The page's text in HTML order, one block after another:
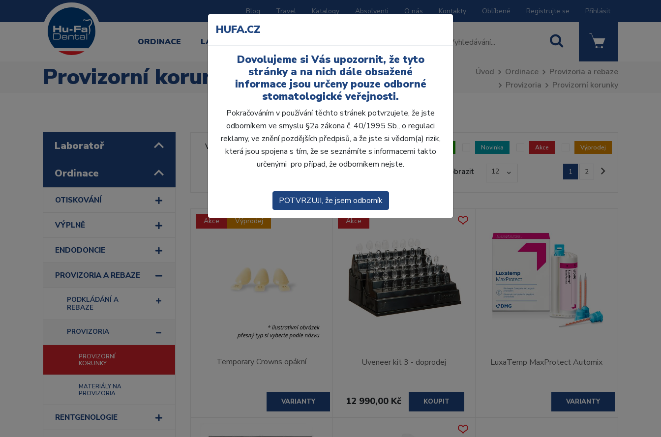
Blog Travel Katalogy Absolventi O nás Kontakty Oblíbené Registrujte se Přihlásit
ORDINACE LABORATOŘ
Provizorní korunky Úvod Ordinace
Provizoria a rebaze
Provizoria
Provizorní korunky
Laboratoř
Ordinace
OTISKOVÁNÍ
VÝPLNĚ
ENDODONCIE
PROVIZORIA A REBAZE
PODKLÁDÁNÍ A
REBAZE
PROVIZORIA
PROVIZORNÍ
KORUNKY
MATERIÁLY NA
PROVIZORIA
RENTGENOLOGIE
Výrobce: Skladem Novinka Akce Výprodej
Výchozí Zobrazit 12 1 2
Akce Výprodej
Temporary Crowns opákní
VARIANTY
Akce
Uveneer kit 3 - doprodej
12 990,00 Kč KOUPIT
LuxaTemp MaxProtect Automix
VARIANTY
HUFA.CZ
Dovolujeme si Vás upozornit, že tyto
stránky a na nich dále obsažené
informace jsou určeny pouze odborné
stomatologické veřejnosti.
Pokračováním v používání těchto stránek potvrzujete, že jste
odborníkem ve smyslu §2a zákona č. 40/1995 Sb., o regulaci
reklamy, ve znění pozdějších předpisů, a že jste si vědom(a) rizik,
která jsou spojena s tím, že se seznámíte s informacemi takto
určenými pro případ, že odborníkem nejste.
POTVRZUJI, že jsem odborník